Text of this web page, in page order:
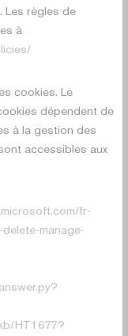
Les règles de
à
cookies. Le
dépendent de
à la gestion des
accessibles aux
fr-
manage-
HT1677?